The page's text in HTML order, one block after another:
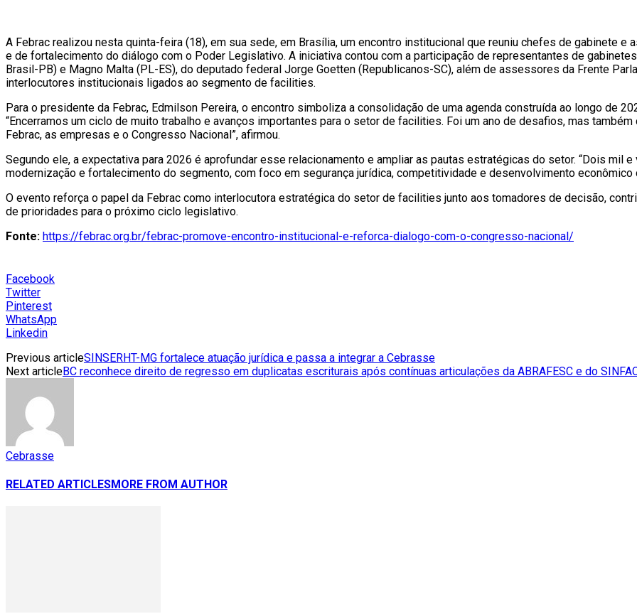
A Febrac realizou nesta quinta-feira (18), em sua sede, em Brasília, um encontro institucional que reuniu chefes de gabinete
e de fortalecimento do diálogo com o Poder Legislativo. A iniciativa contou com a participação de representantes de
Brasil-PB) e Magno Malta (PL-ES), do deputado federal Jorge Goetten (Republicanos-SC), além de assessores da Frente
interlocutores institucionais ligados ao segmento de facilities.
Para o presidente da Febrac, Edmilson Pereira, o encontro simboliza a consolidação de uma agenda construída ao longo de
“Encerramos um ciclo de muito trabalho e avanços importantes para o setor de facilities. Foi um ano de desafios, mas
Febrac, as empresas e o Congresso Nacional”, afirmou.
Segundo ele, a expectativa para 2026 é aprofundar esse relacionamento e ampliar as pautas estratégicas do setor. “Dois mil
modernização e fortalecimento do segmento, com foco em segurança jurídica, competitividade e desenvolvimento econômico
O evento reforça o papel da Febrac como interlocutora estratégica do setor de facilities junto aos tomadores de decisão,
de prioridades para o próximo ciclo legislativo.
Fonte: https://febrac.org.br/febrac-promove-encontro-institucional-e-reforca-dialogo-com-o-congresso-nacional/
Facebook
Twitter
Pinterest
WhatsApp
Linkedin
Previous articleSINSERHT-MG fortalece atuação jurídica e passa a integrar a Cebrasse
Next articleBC reconhece direito de regresso em duplicatas escriturais após contínuas articulações da ABRAFESC e do
Cebrasse
RELATED ARTICLESMORE FROM AUTHOR